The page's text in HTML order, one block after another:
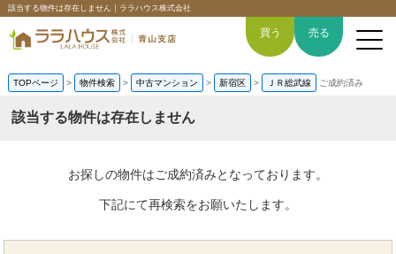
該当する物件は存在しません｜ララハウス株式会社
買う 売る
TOPページ > 物件検索 > 中古マンション > 新宿区 > ＪＲ総武線 ご成約済み
該当する物件は存在しません
お探しの物件はご成約済みとなっております。
下記にて再検索をお願いたします。